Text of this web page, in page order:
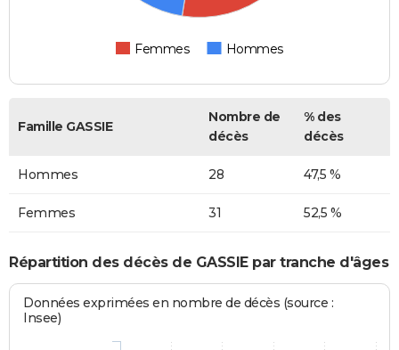
Femmes Hommes
Famille GASSIE
Nombre de
décès
% des
décès
Hommes 28 47,5 %
Femmes 31 52,5 %
Répartition des décès de GASSIE par tranche d'âges
Données exprimées en nombre de décès (source :
Insee)